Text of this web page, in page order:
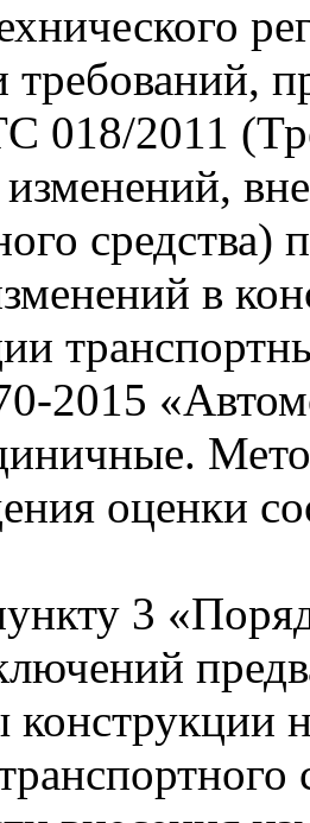
требований,
018/2011
средства)
в
2015
оценки
3
конструкции